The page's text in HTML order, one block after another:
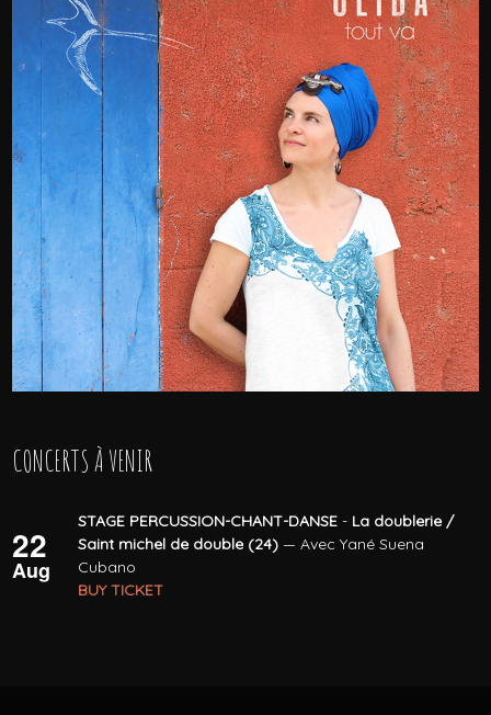
CONCERTS À VENIR
22
Aug
STAGE PERCUSSION-CHANT-DANSE - La doublerie /
Saint michel de double (24) — Avec Yané Suena
Cubano
BUY TICKET